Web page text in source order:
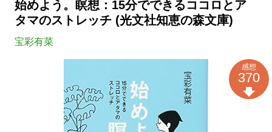
始めよう。瞑想：15分でできるココロとア
タマのストレッチ (光文社知恵の森文庫)
宝彩有菜
感想
370